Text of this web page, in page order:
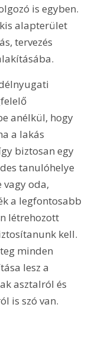
is egyben.
alapterület
tervezés
anélkül, hogy
a lakás
biztosan egy
tanulóhelye
vagy oda,
a legfontosabb
létrehozott
kell.
minden
lesz a
asztalról és
is szó van.